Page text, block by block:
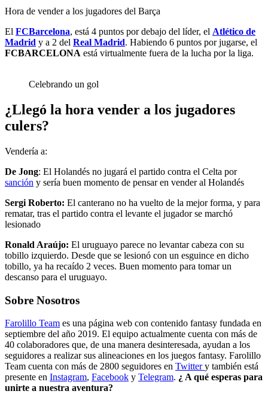
Hora de vender a los jugadores del Barça
El FCBarcelona, está 4 puntos por debajo del líder, el Atlético de
Madrid y a 2 del Real Madrid. Habiendo 6 puntos por jugarse, el
FCBARCELONA está virtualmente fuera de la lucha por la liga.
Celebrando un gol
¿Llegó la hora vender a los jugadores
culers?
Vendería a:
De Jong: El Holandés no jugará el partido contra el Celta por
sanción y sería buen momento de pensar en vender al Holandés
Sergi Roberto: El canterano no ha vuelto de la mejor forma, y para
rematar, tras el partido contra el levante el jugador se marchó
lesionado
Ronald Araújo: El uruguayo parece no levantar cabeza con su
tobillo izquierdo. Desde que se lesionó con un esguince en dicho
tobillo, ya ha recaído 2 veces. Buen momento para tomar un
descanso para el uruguayo.
Sobre Nosotros
Farolillo Team es una página web con contenido fantasy fundada en
septiembre del año 2019. El equipo actualmente cuenta con más de
40 colaboradores que, de una manera desinteresada, ayudan a los
seguidores a realizar sus alineaciones en los juegos fantasy. Farolillo
Team cuenta con más de 2800 seguidores en Twittery también está
presente en Instagram, Facebook y Telegram. ¿ A qué esperas para
unirte a nuestra aventura?